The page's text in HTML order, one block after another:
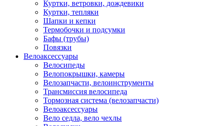
Куртки, ветровки, дождевики
Куртки, тепляки
Шапки и кепки
Термобочки и подсумки
Бафы (трубы)
Повязки
Велоаксессуары
Велосипеды
Велопокрышки, камеры
Велозапчасти, велоинструменты
Трансмиссия велосипеда
Тормозная система (велозапчасти)
Велоаксессуары
Вело седла, вело чехлы